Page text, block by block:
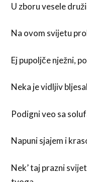
U zboru vesele
Na ovom svijetu
Ej pupoljče nježni,
Neka je vidljiv
Podigni veo sa
Napuni sjajem i
Nek’ taj prazni